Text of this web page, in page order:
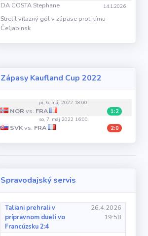
14.1.2026
DA COSTA Stephane
Strelil víťazný gól v zápase proti tímu
Čeľjabinsk
Zápasy Kaufland Cup 2022
pi, 6. máj 2022 18:00
NOR vs. FRA 1:2
so, 7. máj 2022 16:00
SVKvs. FRA 2:0
Spravodajský servis
Taliani prehrali v
prípravnom dueli vo
Francúzsku 2:4
26.4.2026
19:58